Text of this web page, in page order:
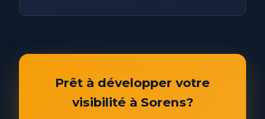
Prêt à développer votre
visibilité à Sorens?